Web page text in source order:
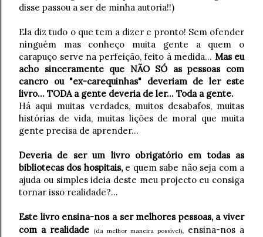
disse passou a ser de minha autoria!!)
Ela diz tudo o que tem a dizer e pronto! Sem ofender
ninguém mas conheço muita gente a quem o
carapuço serve na perfeição, feito à medida... Mas eu
acho sinceramente que NÃO SÓ as pessoas com
cancro ou "ex-carequinhas" deveriam de ler este
livro... TODA a gente deveria de ler... Toda a gente.
Há aqui muitas verdades, muitos desabafos, muitas
histórias de vida, muitas lições de moral que muita
gente precisa de aprender...
Deveria de ser um livro obrigatório em todas as
bibliotecas dos hospitais,e quem sabe não seja com a
ajuda ou simples ideia deste meu projecto eu consiga
tornar isso realidade?...
Este livro ensina-nos a ser melhores pessoas, a viver
com a realidade
(da melhor maneira possível), ensina-nos a